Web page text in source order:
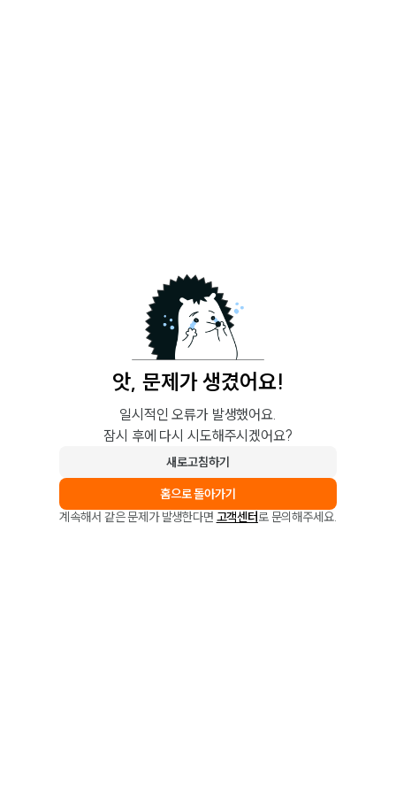
앗, 문제가 생겼어요!
일시적인 오류가 발생했어요.
잠시 후에 다시 시도해주시겠어요?
새로고침하기
홈으로 돌아가기
계속해서 같은 문제가 발생한다면 고객센터로 문의해주세요.